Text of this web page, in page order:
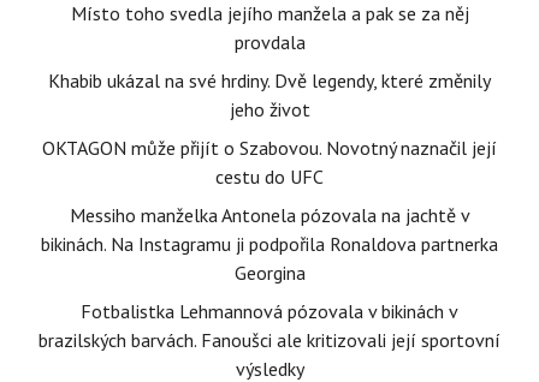
Místo toho svedla jejího manžela a pak se za něj
provdala
Khabib ukázal na své hrdiny. Dvě legendy, které změnily
jeho život
OKTAGON může přijít o Szabovou. Novotný naznačil její
cestu do UFC
Messiho manželka Antonela pózovala na jachtě v
bikinách. Na Instagramu ji podpořila Ronaldova partnerka
Georgina
Fotbalistka Lehmannová pózovala v bikinách v
brazilských barvách. Fanoušci ale kritizovali její sportovní
výsledky